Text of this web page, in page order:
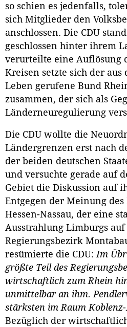
so schien es jedenfalls,
sich Mitglieder den
anschlossen. Die CDU
geschlossen hinter ihrem
verurteilte eine Auflösung
Kreisen setzte sich der
Leben gerufene Bund
zusammen, der sich als
Länderneuregulierung
Die CDU wollte die
Ländergrenzen erst nach
der beiden deutschen
und versuchte gerade auf
Gebiet die Diskussion auf
Entgegen der Meinung
Hessen-Nassau, der eine
Ausstrahlung Limburgs auf
Regierungsbezirk
resümierte die CDU:Im
größte Teil des
wirtschaftlich zum Rhein
unmittelbar an ihm.
stärksten im Raum
Bezüglich der